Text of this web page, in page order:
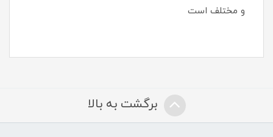
و مختلف است
برگشت به بالا